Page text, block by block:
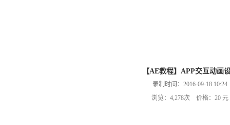
【AE教程】APP交互动画
录制时间：2016-09-18 10:24
浏览：4,278次 价格：20 元